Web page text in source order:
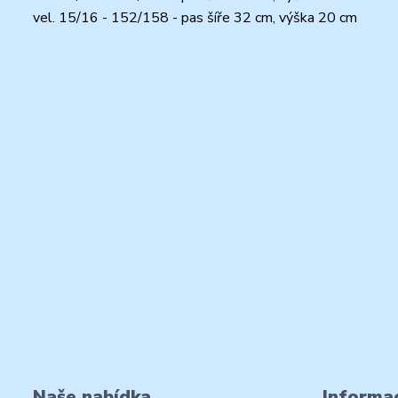
vel. 15/16 - 152/158 - pas šíře 32 cm, výška 20 cm